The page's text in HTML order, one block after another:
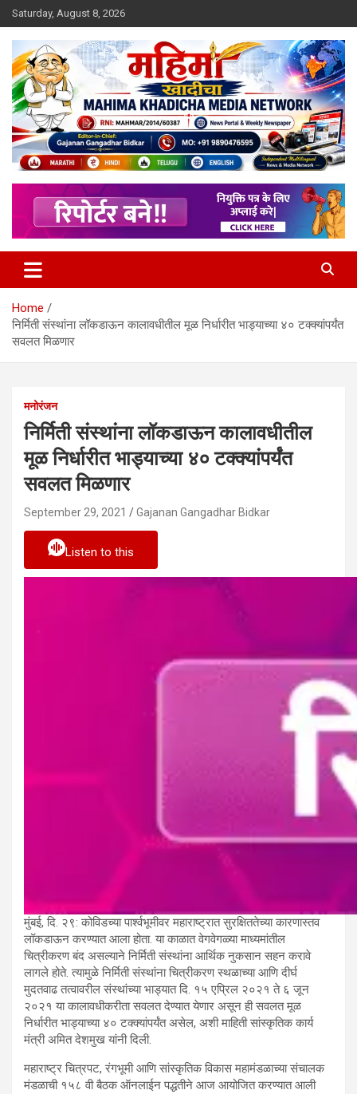
Skip
to
content
Saturday, August 8, 2026
Mahimakhadicha
Home
निर्मिती संस्थांना लॉकडाऊन कालावधीतील मूळ निर्धारीत भाड्याच्या ४० टक्क्यांपर्यंत
सवलत मिळणार
मनोरंजन
निर्मिती संस्थांना लॉकडाऊन कालावधीतील
मूळ निर्धारीत भाड्याच्या ४० टक्क्यांपर्यंत
सवलत मिळणार
September 29, 2021 Gajanan Gangadhar Bidkar
Listen to this
मुंबई, दि. २९: कोविडच्या पार्श्वभूमीवर महाराष्ट्रात सुरक्षिततेच्या कारणास्तव
लॉकडाऊन करण्यात आला होता. या काळात वेगवेगळ्या माध्यमांतील
चित्रीकरण बंद असल्याने निर्मिती संस्थांना आर्थिक नुकसान सहन करावे
लागले होते. त्यामुळे निर्मिती संस्थांना चित्रीकरण स्थळाच्या आणि दीर्घ
मुदतवाढ तत्वावरील संस्थांच्या भाड्यात दि. १५ एप्रिल २०२१ ते ६ जून
२०२१ या कालावधीकरीता सवलत देण्यात येणार असून ही सवलत मूळ
निर्धारीत भाड्याच्या ४० टक्क्यांपर्यंत असेल, अशी माहिती सांस्कृतिक कार्य
मंत्री अमित देशमुख यांनी दिली.
महाराष्ट्र चित्रपट, रंगभूमी आणि सांस्कृतिक विकास महामंडळाच्या संचालक
मंडळाची १५८ वी बैठक ऑनलाईन पद्धतीने आज आयोजित करण्यात आली